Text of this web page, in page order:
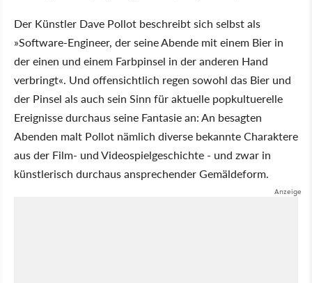
Der Künstler Dave Pollot beschreibt sich selbst als
»Software-Engineer, der seine Abende mit einem Bier in
der einen und einem Farbpinsel in der anderen Hand
verbringt«. Und offensichtlich regen sowohl das Bier und
der Pinsel als auch sein Sinn für aktuelle popkultuerelle
Ereignisse durchaus seine Fantasie an: An besagten
Abenden malt Pollot nämlich diverse bekannte Charaktere
aus der Film- und Videospielgeschichte - und zwar in
künstlerisch durchaus ansprechender Gemäldeform.